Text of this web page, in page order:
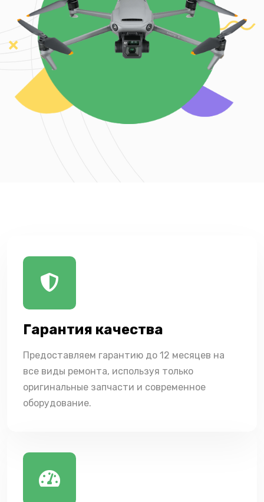
Гарантия качества
Предоставляем гарантию до 12 месяцев на
все виды ремонта, используя только
оригинальные запчасти и современное
оборудование.